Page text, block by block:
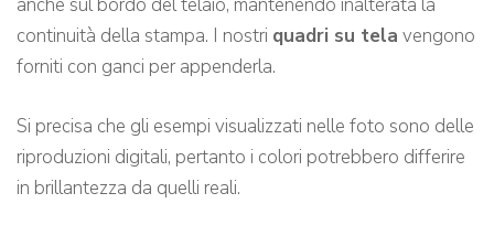
anche sul bordo del telaio, mantenendo inalterata la
continuità della stampa. I nostri quadri su tela vengono
forniti con ganci per appenderla.
Si precisa che gli esempi visualizzati nelle foto sono delle
riproduzioni digitali, pertanto i colori potrebbero differire
in brillantezza da quelli reali.